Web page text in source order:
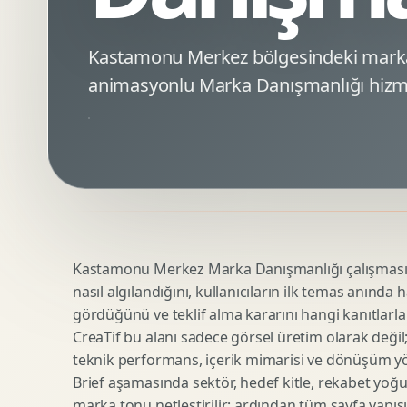
Minimal Logo Tasarimi
Amblem Tasarimi
Logo Revizyonu
Tipografik Logo Tasarimi
Startup Logo Tasarimi
Google Ads Reklam Tasarimi
Meta Ads Reklam Tasarimi
Kampanya Stratejisi
Performans Reklam Kreatifleri
SEO Denetimi
E Ticaret SEO
Urun Gorsellestirme
3D Reklam Gorseli
Cgi Kampanya Gorseli
Motion 3D
3D Karakter Tasarimi
Kastamonu Merkez bölgesindeki
animasyonlu Marka Danışmanlığı
Kastamonu Merkez Marka Danışmanlığı
nasıl algılandığını, kullanıcıların ilk temas
gördüğünü ve teklif alma kararını hangi
CreaTif bu alanı sadece görsel üretim olarak
teknik performans, içerik mimarisi ve dönüşüm
Brief aşamasında sektör, hedef kitle, rekabet